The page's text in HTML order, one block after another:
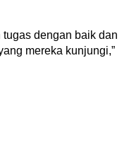
dengan baik dan
mereka kunjungi,”